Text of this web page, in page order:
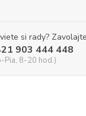
si rady?
903 444 448
Pia, 8-20 hod.)